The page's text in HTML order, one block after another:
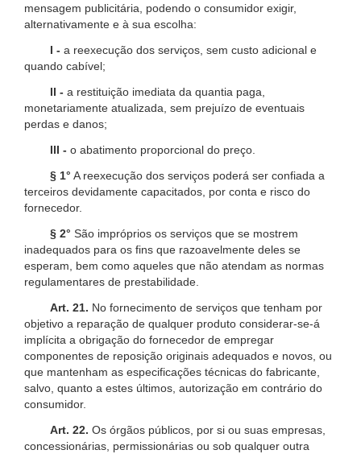
mensagem publicitária, podendo o consumidor exigir,
alternativamente e à sua escolha:
I - a reexecução dos serviços, sem custo adicional e
quando cabível;
II - a restituição imediata da quantia paga,
monetariamente atualizada, sem prejuízo de eventuais
perdas e danos;
III - o abatimento proporcional do preço.
§ 1° A reexecução dos serviços poderá ser confiada a
terceiros devidamente capacitados, por conta e risco do
fornecedor.
§ 2° São impróprios os serviços que se mostrem
inadequados para os fins que razoavelmente deles se
esperam, bem como aqueles que não atendam as normas
regulamentares de prestabilidade.
Art. 21. No fornecimento de serviços que tenham por
objetivo a reparação de qualquer produto considerar-se-á
implícita a obrigação do fornecedor de empregar
componentes de reposição originais adequados e novos, ou
que mantenham as especificações técnicas do fabricante,
salvo, quanto a estes últimos, autorização em contrário do
consumidor.
Art. 22. Os órgãos públicos, por si ou suas empresas,
concessionárias, permissionárias ou sob qualquer outra